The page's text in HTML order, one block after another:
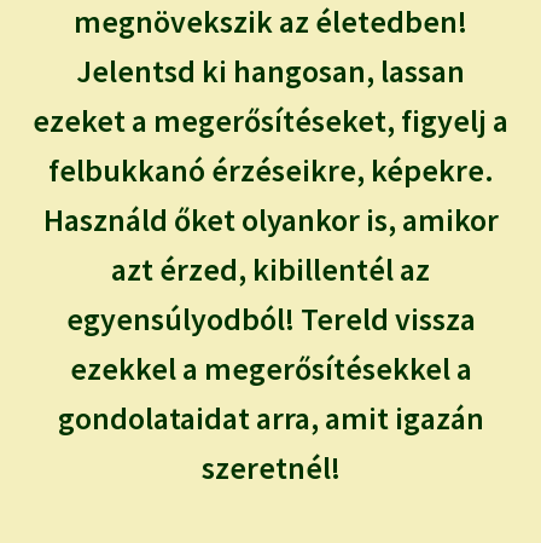
megnövekszik az életedben!
Jelentsd ki hangosan, lassan
ezeket a megerősítéseket, figyelj a
felbukkanó érzéseikre, képekre.
Használd őket olyankor is, amikor
azt érzed, kibillentél az
egyensúlyodból! Tereld vissza
ezekkel a megerősítésekkel a
gondolataidat arra, amit igazán
szeretnél!